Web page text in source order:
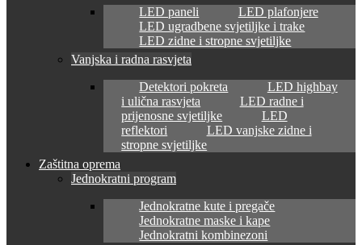
LED paneli
LED plafonjere
LED ugradbene svjetiljke i trake
LED zidne i stropne svjetiljke
Vanjska i radna rasvjeta
Detektori pokreta
LED highbay
i ulična rasvjeta
LED radne i
prijenosne svjetiljke
LED
reflektori
LED vanjske zidne i
stropne svjetiljke
Zaštitna oprema
Jednokratni program
Jednokratne kute i pregače
Jednokratne maske i kape
Jednokratni kombinezoni